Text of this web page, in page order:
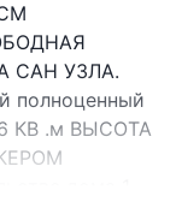
САН УЗЛА.
полноценный
КВ .м ВЫСОТА
дома 1-